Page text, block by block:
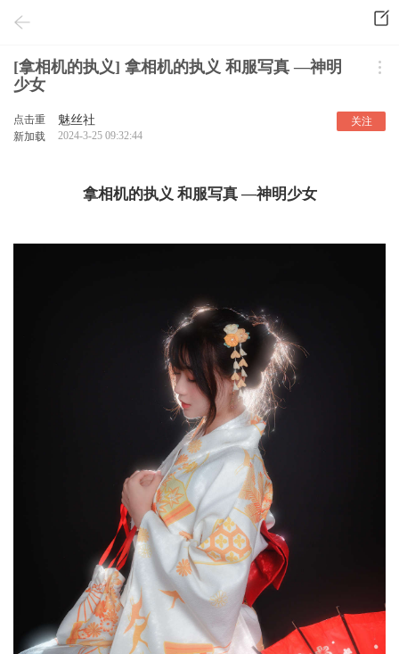
[拿相机的执义] 拿相机的执义 和服写真 —神明
少女
点击重
新加载
魅丝社
2024-3-25 09:32:44
关注
拿相机的执义 和服写真 —神明少女